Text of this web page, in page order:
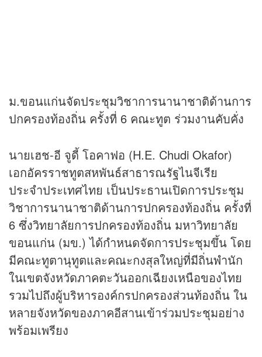
ม.ขอนแก่นจัดประชุมวิชาการนานาชาติด้านการ
ปกครองท้องถิ่น ครั้งที่ 6 คณะทูต ร่วมงานคับคั่ง
นายเฮช-อี จูดี้ โอคาฟอ (H.E. Chudi Okafor)
เอกอัครราชทูตสหพันธ์สาธารณรัฐไนจีเรีย
ประจำประเทศไทย เป็นประธานเปิดการประชุม
วิชาการนานาชาติด้านการปกครองท้องถิ่น ครั้งที่
6 ซึ่งวิทยาลัยการปกครองท้องถิ่น มหาวิทยาลัย
ขอนแก่น (มข.) ได้กำหนดจัดการประชุมขึ้น โดย
มีคณะทูตานุทูตและคณะกงสุลใหญ่ที่มีถิ่นพำนัก
ในเขตจังหวัดภาคตะวันออกเฉียงเหนือของไทย
รวมไปถึงผู้บริหารองค์กรปกครองส่วนท้องถิ่น ใน
หลายจังหวัดของภาคอีสานเข้าร่วมประชุมอย่าง
พร้อมเพรียง